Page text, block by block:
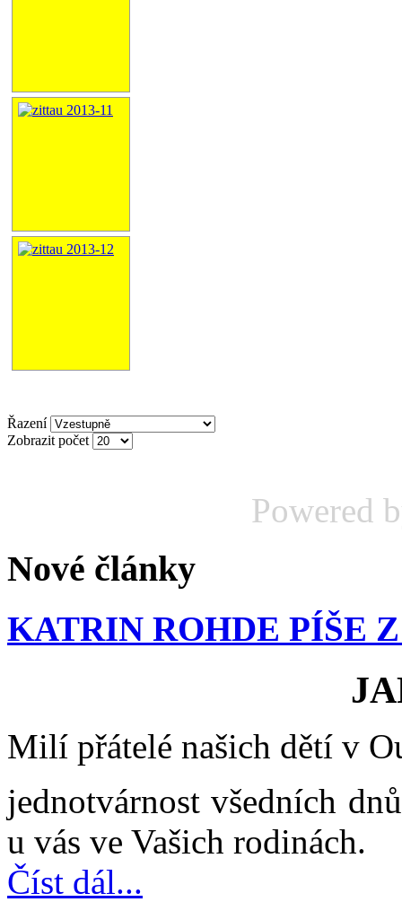
Řazení
Zobrazit počet
Powered
Nové články
KATRIN ROHDE PÍŠE
Milí přátelé našich dětí v
jednotvárnost všedních
u vás ve Vašich rodinách.
Číst dál...